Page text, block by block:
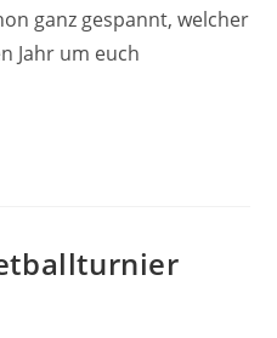
ganz gespannt, welcher
Jahr um euch